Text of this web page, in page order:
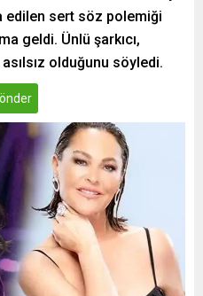
edilen sert söz polemiği
geldi. Ünlü şarkıcı,
olduğunu söyledi.